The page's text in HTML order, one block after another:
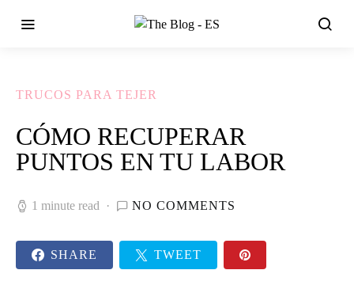
TRUCOS PARA TEJER
CÓMO RECUPERAR
PUNTOS EN TU LABOR
1 minute read NO COMMENTS
SHARE TWEET